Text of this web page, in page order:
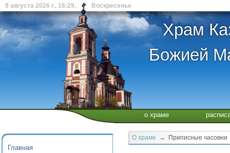
9 августа 2026 г., 16:29, Воскресенье
Храм
Божией
о храме
Главная
О храме → Приписные часовни